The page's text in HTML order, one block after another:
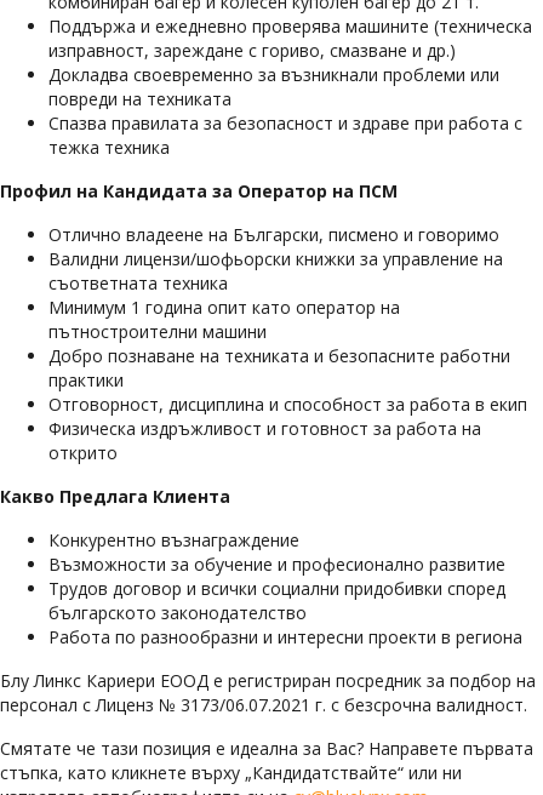
Поддържа и ежедневно проверява машините (техническа
изправност, зареждане с гориво, смазване и др.)
Докладва своевременно за възникнали проблеми или
повреди на техниката
Спазва правилата за безопасност и здраве при работа с
тежка техника
Профил на Кандидата за Оператор на ПСМ
Отлично владеене на Български, писмено и говоримо
Валидни лицензи/шофьорски книжки за управление на
съответната техника
Минимум 1 година опит като оператор на
пътностроителни машини
Добро познаване на техниката и безопасните работни
практики
Отговорност, дисциплина и способност за работа в екип
Физическа издръжливост и готовност за работа на
открито
Какво Предлага Клиента
Конкурентно възнаграждение
Възможности за обучение и професионално развитие
Трудов договор и всички социални придобивки според
българското законодателство
Работа по разнообразни и интересни проекти в региона
Блу Линкс Кариери ЕООД е регистриран посредник за подбор на
персонал с Лиценз № 3173/06.07.2021 г. с безсрочна валидност.
Смятате че тази позиция е идеална за Вас? Направете първата
стъпка, като кликнете върху „Кандидатствайте“ или ни